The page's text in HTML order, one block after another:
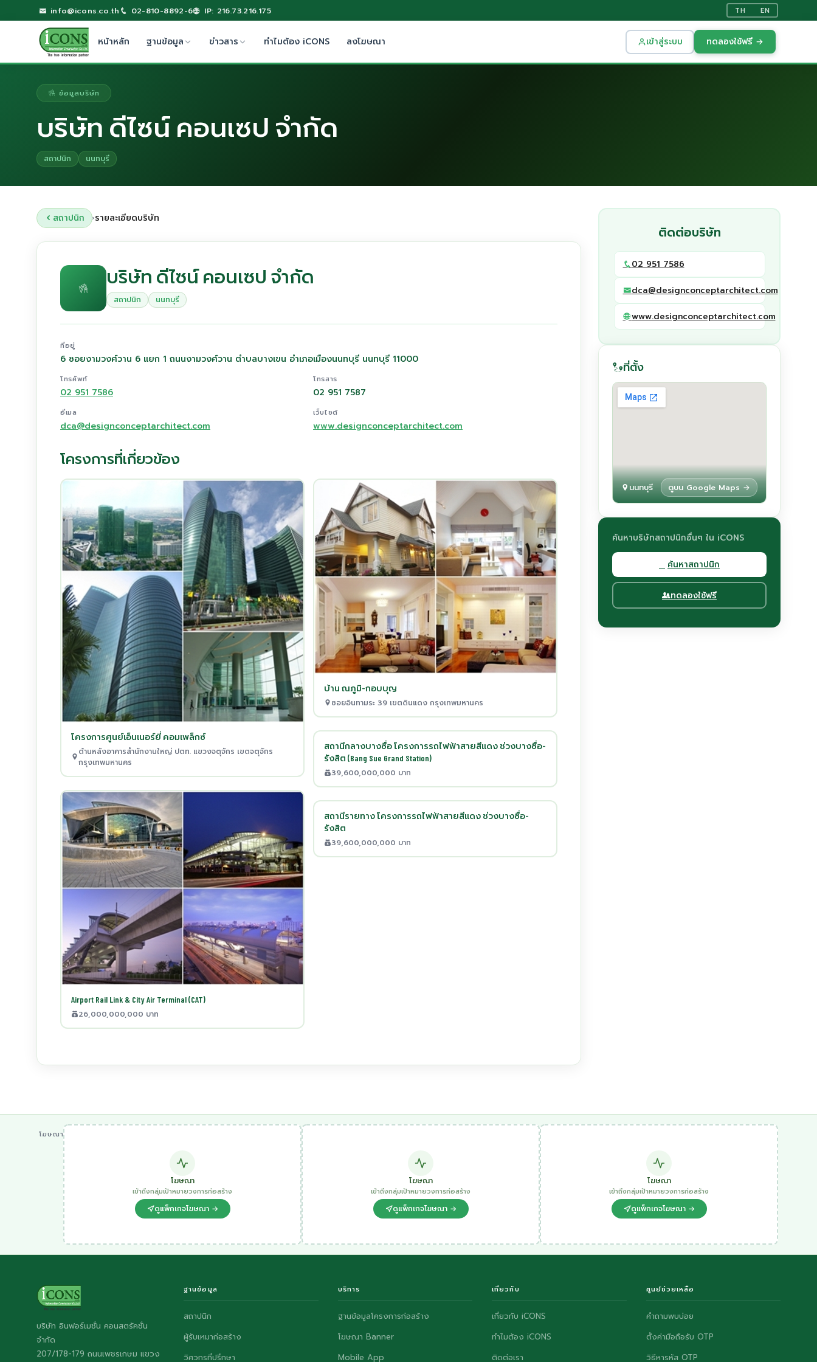
info@icons.co.th 02-810-8892-6 IP: 216.73.216.175 TH EN
หน้าหลัก ฐานข้อมูล ข่าวสาร ทำไมต้อง iCONS ลงโฆษณา เข้าสู่ระบบ ทดลองใช้ฟรี →
ข้อมูลบริษัท
บริษัท ดีไซน์ คอนเซป จำกัด
สถาปนิก นนทบุรี
สถาปนิก ›รายละเอียดบริษัท
บริษัท ดีไซน์ คอนเซป จำกัด
สถาปนิก นนทบุรี
ที่อยู่
6 ซอยงามวงศ์วาน 6 แยก 1 ถนนงามวงศ์วาน ตำบลบางเขน อำเภอเมืองนนทบุรี นนทบุรี 11000
โทรศัพท์
02 951 7586
โทรสาร
02 951 7587
อีเมล
dca@designconceptarchitect.com
เว็บไซต์
www.designconceptarchitect.com
โครงการที่เกี่ยวข้อง
โครงการศูนย์เอ็นเนอร์ยี่ คอมเพล็กซ์
ด้านหลังอาคารสำนักงานใหญ่ ปตท. แขวงจตุจักร เขตจตุจักร
กรุงเทพมหานคร
Airport Rail Link & City Air Terminal (CAT)
26,000,000,000 บาท
บ้าน ณภูมิ-กอบบุญ
ซอยอินทามระ 39 เขตดินแดง กรุงเทพมหานคร
สถานีกลางบางซื่อ โครงการรถไฟฟ้าสายสีแดง ช่วงบางซื่อ-
รังสิต (Bang Sue Grand Station)
39,600,000,000 บาท
สถานีรายทาง โครงการรถไฟฟ้าสายสีแดง ช่วงบางซื่อ-
รังสิต
39,600,000,000 บาท
ติดต่อบริษัท
02 951 7586
dca@designconceptarchitect.com
www.designconceptarchitect.com
ที่ตั้ง
นนทบุรี ดูบน Google Maps →
ค้นหาบริษัทสถาปนิกอื่นๆ ใน iCONS
ค้นหาสถาปนิก
ทดลองใช้ฟรี
โฆษณา
โฆษณา
เข้าถึงกลุ่มเป้าหมายวงการก่อสร้าง
ดูแพ็กเกจโฆษณา →
โฆษณา
เข้าถึงกลุ่มเป้าหมายวงการก่อสร้าง
ดูแพ็กเกจโฆษณา →
โฆษณา
เข้าถึงกลุ่มเป้าหมายวงการก่อสร้าง
ดูแพ็กเกจโฆษณา →
บริษัท อินฟอร์เมชั่น คอนสตรัคชั่น
จำกัด
207/178-179 ถนนเพชรเกษม แขวง
ฐานข้อมูล
สถาปนิก
ผู้รับเหมาก่อสร้าง
วิศวกรที่ปรึกษา
บริการ
ฐานข้อมูลโครงการก่อสร้าง
โฆษณา Banner
Mobile App
เกี่ยวกับ
เกี่ยวกับ iCONS
ทำไมต้อง iCONS
ติดต่อเรา
ศูนย์ช่วยเหลือ
คำถามพบบ่อย
ตั้งค่ามือถือรับ OTP
วิธีหารหัส OTP